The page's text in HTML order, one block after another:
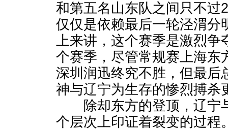
和第五名山东队之间只不
仅仅是依赖最后一轮泾渭分
上来讲，这个赛季是激烈争
个赛季，尽管常规赛上海东
深圳润迅终究不胜，但最后
神与辽宁为生存的惨烈搏杀
除却东方的登顶，辽宁
个层次上印证着裂变的过程